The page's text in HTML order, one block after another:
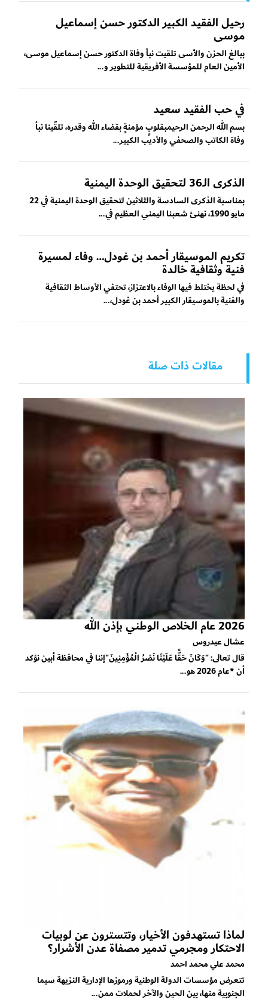
رحيل الفقيد الكبير الدكتور حسن إسماعيل
موسى
ببالغ الحزن والأسى تلقيت نبأ وفاة الدكتور حسن إسماعيل موسى،
الأمين العام للمؤسسة الأفريقية للتطوير و...
في حب الفقيد سعيد
بسم الله الرحمن الرحيمبقلوبٍ مؤمنةٍ بقضاء الله وقدره، تلقّينا نبأ
وفاة الكاتب والصحفي والأديب الكبير...
الذكرى الـ36 لتحقيق الوحدة اليمنية
بمناسبة الذكرى السادسة والثلاثين لتحقيق الوحدة اليمنية في 22
مايو 1990، نهنئ شعبنا اليمني العظيم في...
تكريم الموسيقار أحمد بن غودل… وفاء لمسيرة
فنية وثقافية خالدة
في لحظة يختلط فيها الوفاء بالاعتزاز، تحتفي الأوساط الثقافية
والفنية بالموسيقار الكبير أحمد بن غودل،...
مقالات ذات صلة
2026 عام الخلاص الوطني بإذن الله
عشال عيدروس
قال تعالى: "وَكَانَ حَقًّا عَلَيْنَا نَصْرُ الْمُؤْمِنِينَ"إننا في محافظة أبين نؤكد
أن *عام 2026 هو...
لماذا تستهدفون الأخيار، وتتسترون عن لوبيات
الاحتكار ومجرمي تدمير مصفاة عدن الأشرار؟
محمد علي محمد احمد
تتعرض مؤسسات الدولة الوطنية ورموزها الإدارية النزيهة سيما
الجنوبية منها، بين الحين والآخر لحملات ممن...